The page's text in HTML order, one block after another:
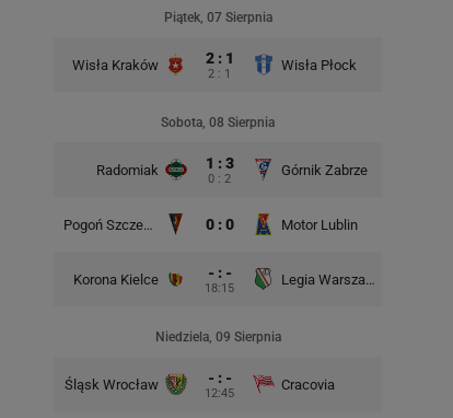
Piątek, 07 Sierpnia
Wisła Kraków 2 : 1
2 : 1
Wisła Płock
Sobota, 08 Sierpnia
Radomiak 1 : 3
0 : 2
Górnik Zabrze
Pogoń Szczecin 0 : 0 Motor Lublin
Korona Kielce - : -
18:15
Legia Warszawa
Niedziela, 09 Sierpnia
Śląsk Wrocław - : -
12:45
Cracovia